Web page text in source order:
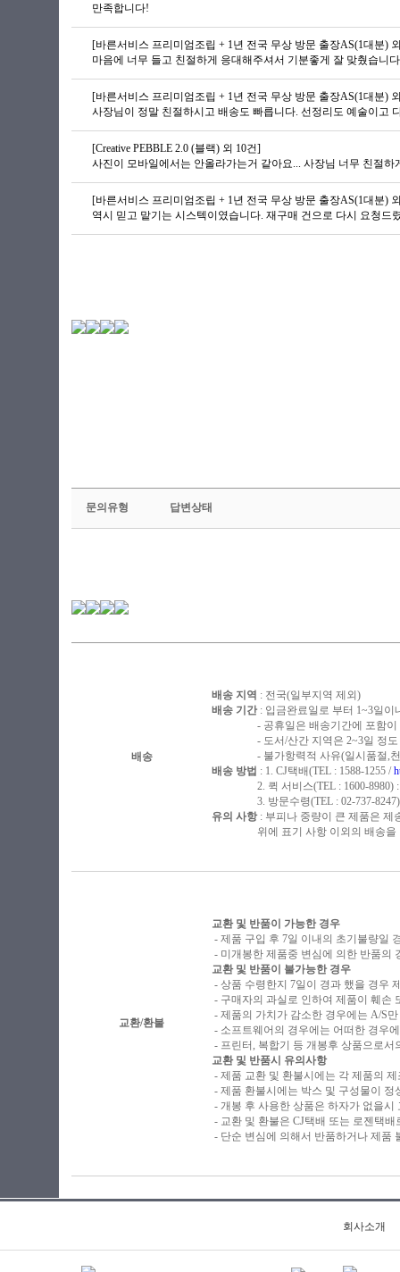
만족합니다!
[바른서비스 프리미엄조립 + 1년 전국 무상 방문 출장AS(1대분)
마음에 너무 들고 친절하게 응대해주셔서 기분좋게 잘 맞췄습니
[바른서비스 프리미엄조립 + 1년 전국 무상 방문 출장AS(1대분)
사장님이 정말 친절하시고 배송도 빠릅니다. 선정리도 예술이고
[Creative PEBBLE 2.0 (블랙) 외 10건]
[바른서비스 프리미엄조립 + 1년 전국 무상 방문 출장AS(1대분)
문의유형 답변상태
배송
배송 지역 : 전국(일부지역 제외)
배송 기간 : 입금완료일로 부터 1~3일이
- 공휴일은 배송기간에 포함이
- 도서/산간 지역은 2~3일 정도
- 불가항력적 사유(일시품절,천재
배송 방법 : 1. CJ택배(TEL : 1588-1255 /
2. 퀵 서비스(TEL : 1600-8980) :
3. 방문수령(TEL : 02-737-8247) :
유의 사항: 부피나 중량이 큰 제품은 제
위에 표기 사항 이외의 배송을 원
교환/환불
교환 및 반품이 가능한 경우
- 제품 구입 후 7일 이내의 초기불량일
- 미개봉한 제품중 변심에 의한 반품의
교환 및 반품이 불가능한 경우
- 상품 수령한지 7일이 경과 했을 경우
- 구매자의 과실로 인하여 제품이 훼손
- 제품의 가치가 감소한 경우에는 A/S
- 소프트웨어의 경우에는 어떠한 경우
- 프린터, 복합기 등 개봉후 상품으로
교환 및 반품시 유의사항
- 제품 교환 및 환불시에는 각 제품의
- 제품 환불시에는 박스 및 구성물이 정
- 개봉 후 사용한 상품은 하자가 없을
- 교환 및 환불은 CJ택배 또는 로젠택
- 단순 변심에 의해서 반품하거나 제품
회사소개